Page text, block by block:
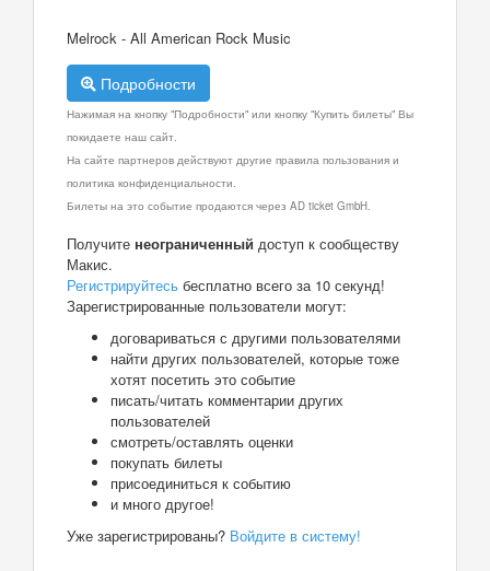
Melrock - All American Rock Music
Подробности
Нажимая на кнопку "Подробности" или кнопку "Купить билеты" Вы
покидаете наш сайт.
На сайте партнеров действуют другие правила пользования и
политика конфиденциальности.
Билеты на это событие продаются через AD ticket GmbH.
Получите неограниченный доступ к сообществу
Макис.
Регистрируйтесь бесплатно всего за 10 секунд!
Зарегистрированные пользователи могут:
договариваться с другими пользователями
найти других пользователей, которые тоже
хотят посетить это событие
писать/читать комментарии других
пользователей
смотреть/оставлять оценки
покупать билеты
присоединиться к событию
и много другое!
Уже зарегистрированы? Войдите в систему!